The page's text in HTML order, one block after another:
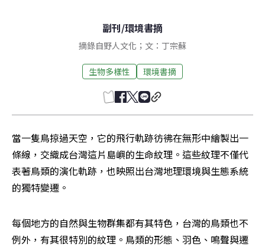
副刊/環境書摘
摘錄自野人文化；文：丁宗蘇
生物多樣性 環境書摘
當一隻鳥掠過天空，它的飛行軌跡彷彿在無形中繪製出一
條線，交織成台灣這片島嶼的生命紋理。這些紋理不僅代
表著鳥類的演化軌跡，也映照出台灣地理環境與生態系統
的獨特變遷。
每個地方的自然與生物群集都有其特色，台灣的鳥類也不
例外，有其很特別的紋理。鳥類的形態、羽色、鳴聲與遷